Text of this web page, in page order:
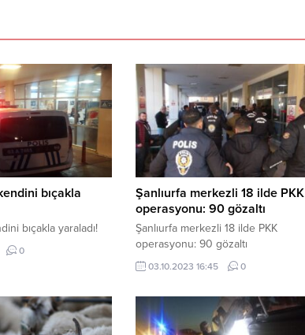
bıçakla
bıçakla yaraladı!
0
Şanlıurfa merkezli 18 ilde PKK
operasyonu: 90 gözaltı
Şanlıurfa merkezli 18 ilde PKK
operasyonu: 90 gözaltı
03.10.2023 16:45 0